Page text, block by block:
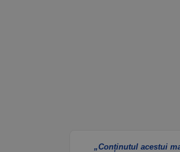
„Conținutul acestui